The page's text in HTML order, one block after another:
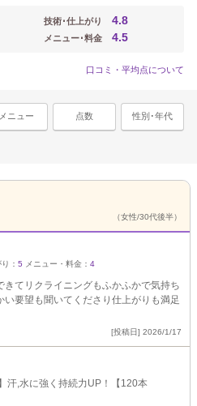
技術･仕上がり 4.8
メニュー･料金 4.5
口コミ・平均点について
メニュー 点数 性別･年代
（女性/30代後半）
： 5 メニュー・料金： 4
てリクライニングもふかふかで気持ち
要望も聞いてくださり仕上がりも満足
[投稿日] 2026/1/17
汗,水に強く持続力UP！【120本